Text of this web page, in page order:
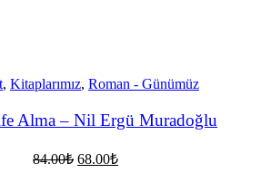
, Kitaplarımız, Roman - Günümüz
Alma – Nil Ergü Muradoğlu
84.00₺ Orijinal
68.00₺Şu